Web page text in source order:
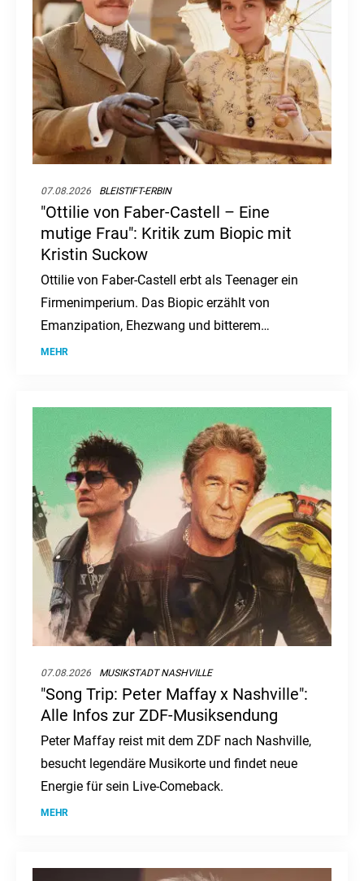
07.08.2026 BLEISTIFT-ERBIN
"Ottilie von Faber-Castell – Eine
mutige Frau": Kritik zum Biopic mit
Kristin Suckow
Ottilie von Faber-Castell erbt als Teenager ein
Firmenimperium. Das Biopic erzählt von
Emanzipation, Ehezwang und bitterem
Scheitern.
MEHR
07.08.2026 MUSIKSTADT NASHVILLE
"Song Trip: Peter Maffay x Nashville":
Alle Infos zur ZDF-Musiksendung
Peter Maffay reist mit dem ZDF nach Nashville,
besucht legendäre Musikorte und findet neue
Energie für sein Live-Comeback.
MEHR